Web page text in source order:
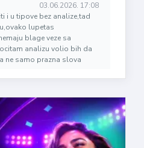
03.06.2026. 17:08
i u tipove bez analize,tad
lupetas
blage veze sa
analizu volio bih da
ne samo prazna slova